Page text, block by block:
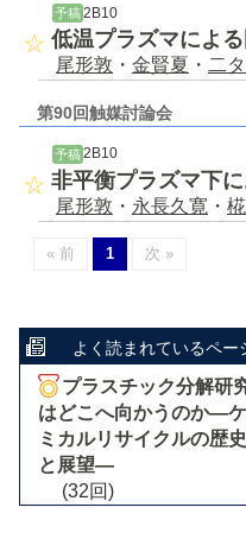
予稿 2B10
低温プラズマによ
尾形敦 ・ 金賢夏 ・ 二
第90回触媒討論会
予稿 2B10
非平衡プラズマ下
尾形敦 ・ 永長久寛 ・
« 前 1 次 »
よく読まれているペー
プラスチック分解研
はどこへ向かうのか―ケ
ミカルリサイクルの歴史
と展望―
(32回)